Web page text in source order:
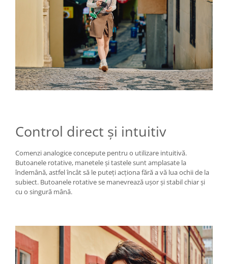
Control direct și intuitiv
Comenzi analogice concepute pentru o utilizare intuitivă.
Butoanele rotative, manetele și tastele sunt amplasate la
îndemână, astfel încât să le puteți acționa fără a vă lua ochii de la
subiect. Butoanele rotative se manevrează ușor și stabil chiar și
cu o singură mână.